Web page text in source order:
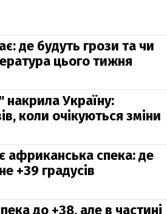
де будуть грози та чи
цього тижня
накрила Україну:
коли очікуються зміни
африканська спека: де
+39 градусів
до +38, але в частині